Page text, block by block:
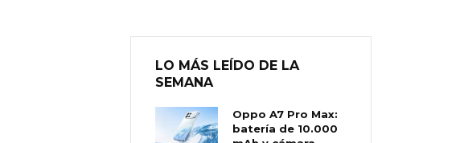
LO MÁS LEÍDO DE LA
SEMANA
Oppo A7 Pro Max:
batería de 10.000